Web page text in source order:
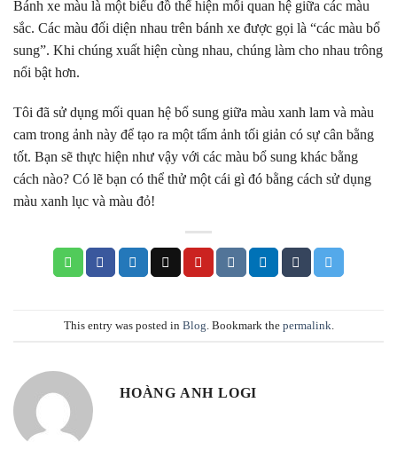
Bánh xe màu là một biểu đồ thể hiện mối quan hệ giữa các màu
sắc. Các màu đối diện nhau trên bánh xe được gọi là “các màu bổ
sung”. Khi chúng xuất hiện cùng nhau, chúng làm cho nhau trông
nổi bật hơn.
Tôi đã sử dụng mối quan hệ bổ sung giữa màu xanh lam và màu
cam trong ảnh này để tạo ra một tấm ảnh tối giản có sự cân bằng
tốt. Bạn sẽ thực hiện như vậy với các màu bổ sung khác bằng
cách nào? Có lẽ bạn có thể thử một cái gì đó bằng cách sử dụng
màu xanh lục và màu đỏ!
This entry was posted in Blog . Bookmark the permalink
HOÀNG ANH LOGI